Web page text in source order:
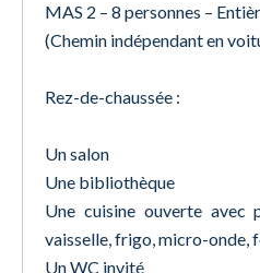
MAS 2 – 8 personnes –
(Chemin indépendant en
Rez-de-chaussée :
Un salon
Une bibliothèque
Une cuisine ouverte avec
vaisselle, frigo, micro-onde,
Un WC invité